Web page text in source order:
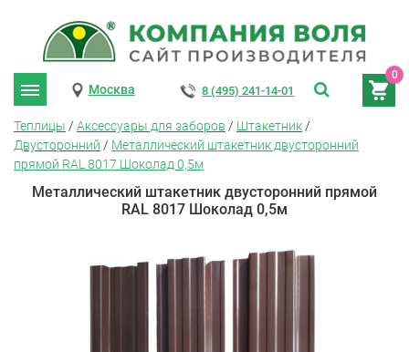
0
Москва 8 (495) 241-14-01
Теплицы / Аксессуары для заборов / Штакетник /
Двусторонний / Металлический штакетник двусторонний
прямой RAL 8017 Шоколад 0,5м
Металлический штакетник двусторонний прямой
RAL 8017 Шоколад 0,5м